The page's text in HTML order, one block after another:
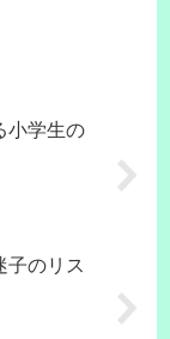
小学生の
子のリス